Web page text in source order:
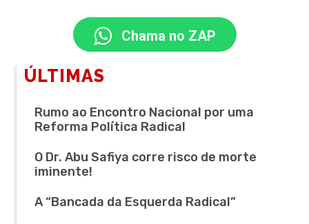
Chama no ZAP
ÚLTIMAS
Rumo ao Encontro Nacional por uma
Reforma Política Radical
O Dr. Abu Safiya corre risco de morte
iminente!
A “Bancada da Esquerda Radical”